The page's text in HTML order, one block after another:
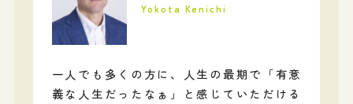
Yokota Kenichi
一人でも多くの方に、人生の最期で「有意
義な人生だったなぁ」と感じていただける